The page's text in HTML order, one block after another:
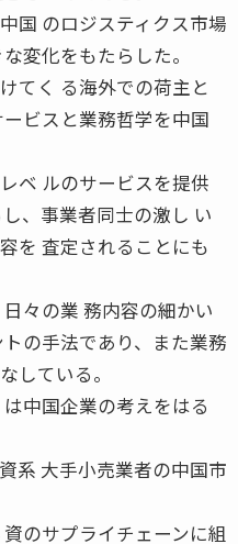
国 のロジスティクス市場
変化をもたらした。
てく る海外での荷主と
ビスと業務哲学を中国
ベ ルのサービスを提供
、事業者同士の激し い
を 査定されることにも
々の業 務内容の細かい
の手法であり、また業務
している。
中国企業の考えをはる
系 大手小売業者の中国市
のサプライチェーンに組